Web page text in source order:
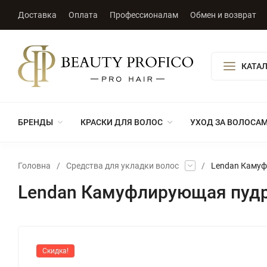
Доставка Оплата Профессионалам Обмен и возврат
БРЕНДЫ КРАСКИ ДЛЯ ВОЛОС УХОД ЗА
Головна / Средства для укладки волос / Lendan
Lendan Камуфлирующая
Скидка!